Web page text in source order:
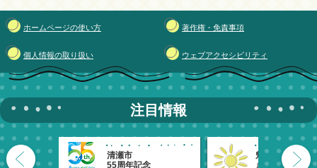
ホームページの使い方 著作権・免責事項
個人情報の取り扱い ウェブアクセシビリティ
注目情報
清瀬市
55周年記念
魅力発信！
きよせのーと。